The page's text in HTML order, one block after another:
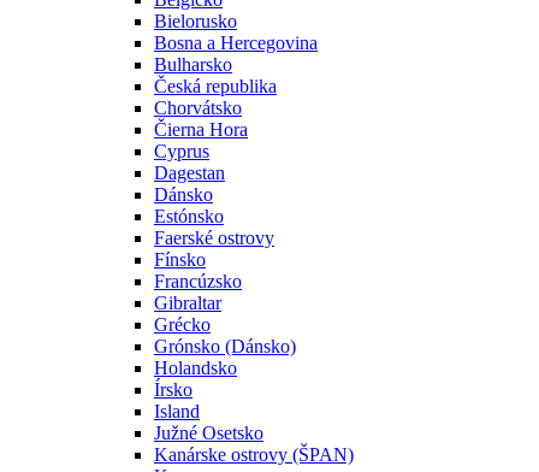
Bielorusko
Bosna a Hercegovina
Bulharsko
Česká republika
Chorvátsko
Čierna Hora
Cyprus
Dagestan
Dánsko
Estónsko
Faerské ostrovy
Fínsko
Francúzsko
Gibraltar
Grécko
Grónsko (Dánsko)
Holandsko
Írsko
Island
Južné Osetsko
Kanárske ostrovy (ŠPAN)